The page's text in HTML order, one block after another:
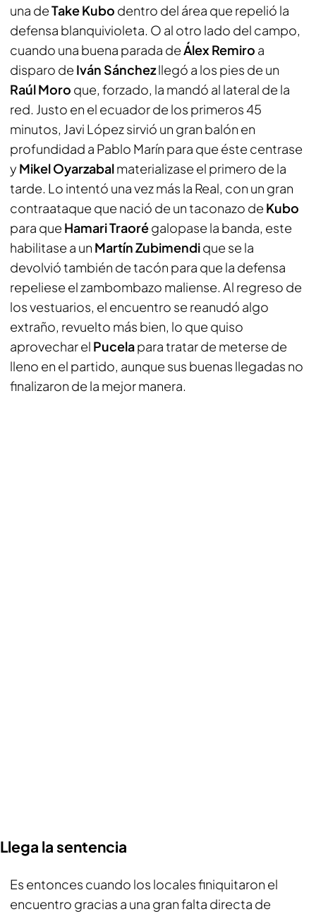
una deTake Kubo dentro del área que repelió la
defensa blanquivioleta. O al otro lado del campo,
cuando una buena parada deÁlex Remiro a
disparo de Iván Sánchezllegó a los pies de un
Raúl Moro que, forzado, la mandó al lateral de la
red. Justo en el ecuador de los primeros 45
minutos, Javi López sirvió un gran balón en
profundidad a Pablo Marín para que éste centrase
y Mikel Oyarzabalmaterializase el primero de la
tarde. Lo intentó una vez más la Real, con un gran
contraataque que nació de un taconazo de Kubo
para que Hamari Traorégalopase la banda, este
habilitase a un Martín Zubimendique se la
devolvió también de tacón para que la defensa
repeliese el zambombazo maliense. Al regreso de
los vestuarios, el encuentro se reanudó algo
extraño, revuelto más bien, lo que quiso
aprovechar el Pucelapara tratar de meterse de
lleno en el partido, aunque sus buenas llegadas no
finalizaron de la mejor manera.
Llega la sentencia
Es entonces cuando los locales finiquitaron el
encuentro gracias a una gran falta directa de